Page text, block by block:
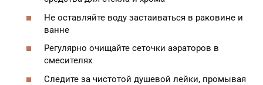
Не оставляйте воду застаиваться в раковине и
ванне
Регулярно очищайте сеточки аэраторов в
смесителях
Следите за чистотой душевой лейки, промывая